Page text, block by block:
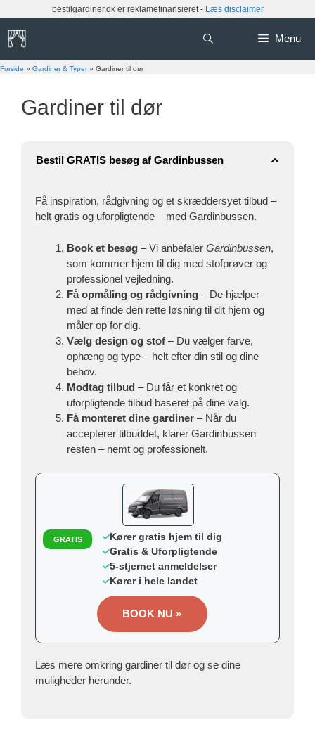
indhold
bestilgardiner.dk er reklamefinansieret - Læs disclaimer
Menu
Forside » Gardiner & Typer» Gardiner til dør
Gardiner til dør
Bestil GRATIS besøg af Gardinbussen
Få inspiration, rådgivning og et skræddersyet tilbud –
helt gratis og uforpligtende – med Gardinbussen.
Book et besøg – Vi anbefaler Gardinbussen,
som kommer hjem til dig med stofprøver og
professionel vejledning.
Få opmåling og rådgivning – De hjælper
med at finde den rette løsning til dit hjem og
måler op for dig.
Vælg design og stof – Du vælger farve,
ophæng og type – helt efter din stil og dine
behov.
Modtag tilbud – Du får et konkret og
uforpligtende tilbud baseret på dine valg.
Få monteret dine gardiner – Når du
accepterer tilbuddet, klarer Gardinbussen
resten – nemt og professionelt.
GRATIS
Kører gratis hjem til dig
Gratis & Uforpligtende
5-stjernet anmeldelser
Kører i hele landet
BOOK NU »
Læs mere omkring gardiner til dør og se dine
muligheder herunder.